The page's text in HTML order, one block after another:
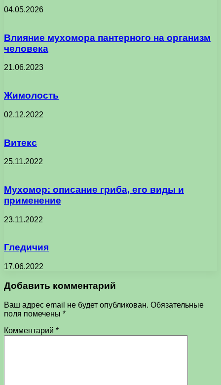
04.05.2026
Влияние мухомора пантерного на организм
человека
21.06.2023
Жимолость
02.12.2022
Витекс
25.11.2022
Мухомор: описание гриба, его виды и
применение
23.11.2022
Гледичия
17.06.2022
Добавить комментарий
Ваш адрес email не будет опубликован. Обязательные
поля помечены *
Комментарий *